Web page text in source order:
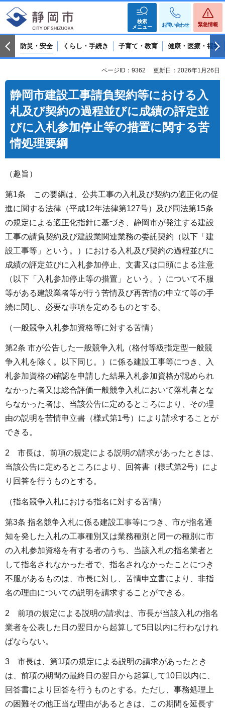
検索
メニュー
お問い合わせ 緊急情報
防災・安全 くらし・手続き 子育て・教育 健康・医療・福祉
ページID：9362 更新日：2026年1月26日
静岡市建設工事請負契約等における入
札及び契約の過程並びに成績の評定並
びに入札参加停止等の措置に関する苦
情処理要綱
（趣旨）
第1条 この要綱は、公共工事の入札及び契約の適正化の促
進に関する法律（平成12年法律第127号）及び同法第15条
の規定による適正化指針に基づき、静岡市が発注する建設
工事の請負契約及び建設業関連業務の委託契約（以下「建
設工事等」という。）における入札及び契約の過程並びに
成績の評定並びに入札参加停止、文書又は口頭による注意
（以下「入札参加停止等の措置」という。）について不服
等がある建設業者等が行う苦情及び再苦情の申立て等の手
続に関し、必要な事項を定めるものとする。
（一般競争入札参加資格等に対する苦情）
第2条 市が公告した一般競争入札（格付等級指定型一般競
争入札を除く。以下同じ。）に係る建設工事等につき、入
札参加資格の確認を申請した結果入札参加資格が認められ
なかった者又は総合評価一般競争入札において落札者とな
らなかった者は、当該公告に定めるところにより、その理
由の説明を苦情申立書（様式第1号）により請求することが
できる。
2 市長は、前項の規定による説明の請求があったときは、
当該公告に定めるところにより、回答書（様式第2号）によ
り回答を行うものとする。
（指名競争入札における指名に対する苦情）
第3条 指名競争入札に係る建設工事等につき、市が指名通
知を発した入札の工事種別又は業務種別と同一の種別に市
の入札参加資格を有する者のうち、当該入札の指名業者と
して指名されなかった者で、指名されなかったことにつき
不服があるものは、市長に対し、苦情申立書により、非指
名の理由についての説明を請求することができる。
2 前項の規定による説明の請求は、市長が当該入札の指名
業者を公表した日の翌日から起算して5日以内に行わなけれ
ばならない。
3 市長は、第1項の規定による説明の請求があったとき
は、前項の期間の最終日の翌日から起算して10日以内に、
回答書により回答を行うものとする。ただし、事務処理上
の困難その他正当な理由があるときは、この期間を延長す